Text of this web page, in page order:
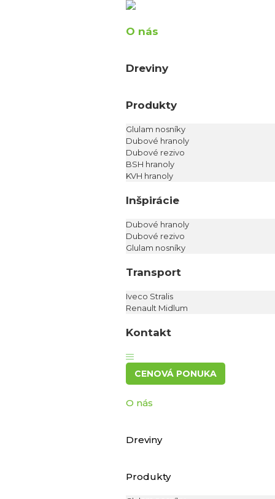
O nás
Dreviny
Produkty
Glulam nosníky
Dubové hranoly
Dubové rezivo
BSH hranoly
KVH hranoly
Inšpirácie
Dubové hranoly
Dubové rezivo
Glulam nosníky
Transport
Iveco Stralis
Renault Midlum
Kontakt
CENOVÁ PONUKA
O nás
Dreviny
Produkty